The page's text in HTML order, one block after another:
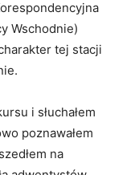
Wschodnie)
tej stacji
i słuchałem
poznawałem
na